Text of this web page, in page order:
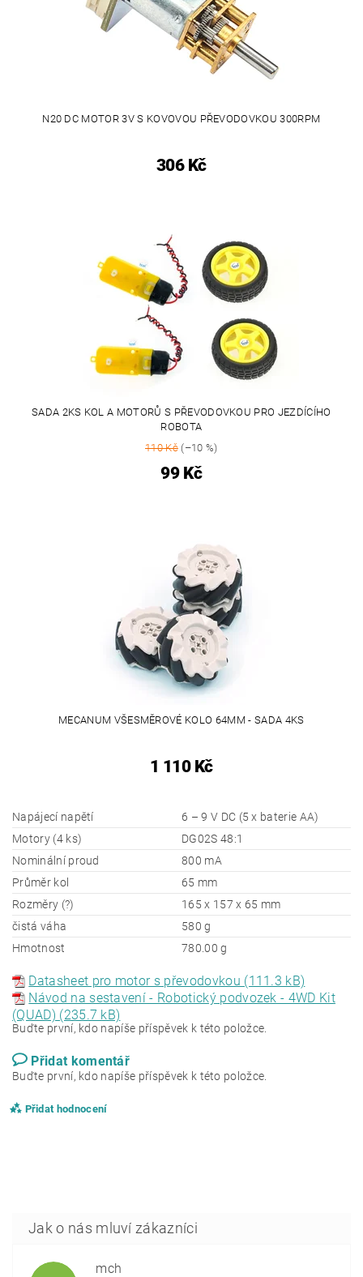
N20 DC MOTOR 3V S KOVOVOU PŘEVODOVKOU 300RPM
306 Kč
SADA 2KS KOL A MOTORŮ S PŘEVODOVKOU PRO JEZDÍCÍHO
ROBOTA
110 Kč(–10 %)
99 Kč
MECANUM VŠESMĚROVÉ KOLO 64MM - SADA 4KS
1 110 Kč
Napájecí napětí
6 – 9 V DC (5 x baterie AA)
Motory (4 ks)
DG02S 48:1
Nominální proud
800 mA
Průměr kol
65 mm
Rozměry (?)
165 x 157 x 65 mm
čistá váha
580 g
Hmotnost
780.00 g
Datasheet pro motor s převodovkou (111.3 kB)
Návod na sestavení - Robotický podvozek - 4WD Kit
(QUAD) (235.7 kB)
Buďte první, kdo napíše příspěvek k této položce.
Přidat komentář
Buďte první, kdo napíše příspěvek k této položce.
Přidat hodnocení
mch